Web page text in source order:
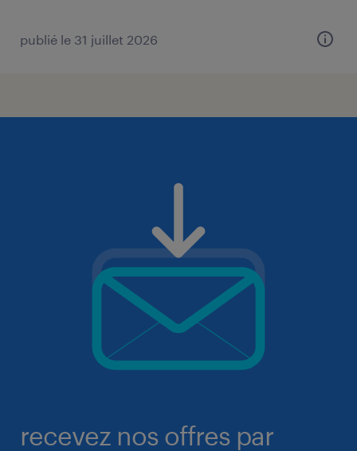
publié le 31 juillet 2026
recevez nos offres par